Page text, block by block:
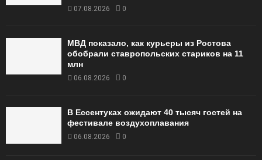
07.08.2026 0
МВД показало, как курьеры из Ростова
обобрали ставропольских стариков на 11
млн
06.08.2026 0
В Ессентуках ожидают 40 тысяч гостей на
фестивале воздухоплавания
06.08.2026 0